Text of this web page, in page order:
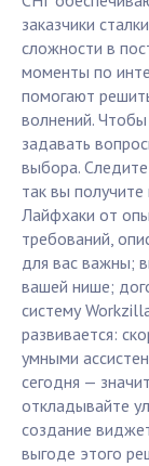
заказчики
сложности в
моменты по
помогают
волнений.
задавать
выбора.
так вы
Лайфхаки от
требований,
для вас важны;
вашей нише;
систему
развивается:
умными
сегодня —
откладывайте
создание
выгоде этого